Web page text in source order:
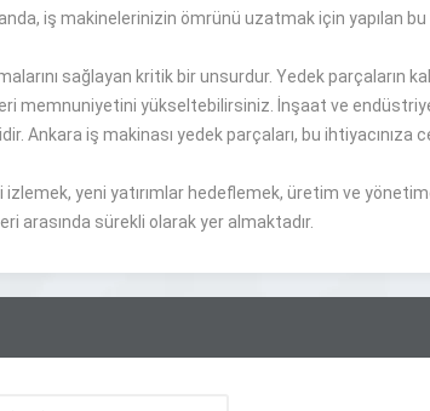
iş makinelerinizin ömrünü uzatmak için yapılan bu
sağlayan kritik bir unsurdur. Yedek parçaların
memnuniyetini yükseltebilirsiniz. İnşaat ve
Ankara iş makinası yedek parçaları, bu ihtiyacınıza
yeni yatırımlar hedeflemek, üretim ve
arasında sürekli olarak yer almaktadır.